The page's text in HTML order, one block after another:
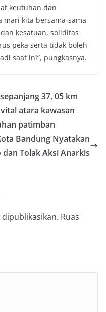
keutuhan dan
mari kita bersama-sama
kesatuan, soliditas
peka serta tidak boleh
saat ini”, pungkasnya.
37, 05 km
atara kawasan
patimban
Bandung Nyatakan
Tolak Aksi Anarkis
Ruas